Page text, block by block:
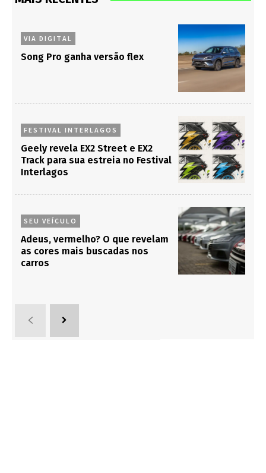
VIA DIGITAL
Song Pro ganha versão flex
FESTIVAL INTERLAGOS
Geely revela EX2 Street e EX2
Track para sua estreia no Festival
Interlagos
SEU VEÍCULO
Adeus, vermelho? O que revelam
as cores mais buscadas nos
carros